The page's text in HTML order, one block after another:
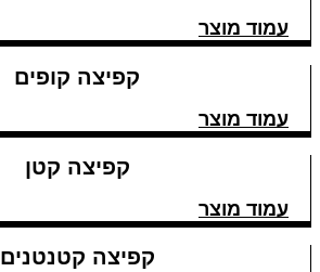
עמוד מוצר
קפיצה קופים
עמוד מוצר
קפיצה קטן
עמוד מוצר
קפיצה קטנטנים